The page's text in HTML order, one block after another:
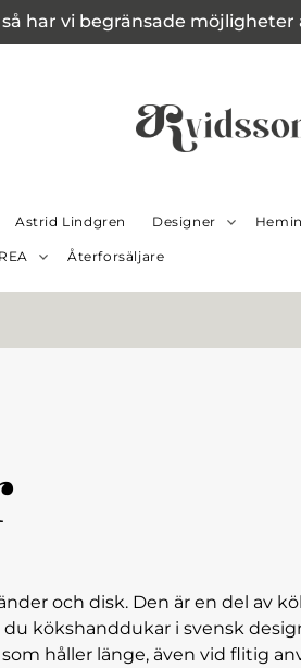
så har vi begränsade
Astrid Lindgren Designer
REA Återforsäljare
och disk. Den är en del av
kökshanddukar i svensk
håller länge, även vid flitig